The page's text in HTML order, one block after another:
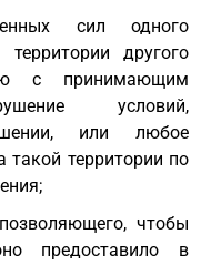
сил одного
другого
с принимающим
условий,
или любое
такой территории по
чтобы
предоставило в